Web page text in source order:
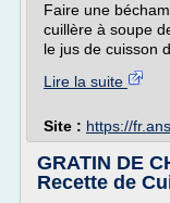
Faire une
cuillère à soupe
le jus de cuisson
Lire la suite
Site : https://
GRATIN DE
Recette de